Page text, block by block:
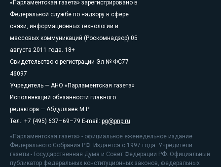
«Парламентская газета» зарегистрировано в
Федеральной службе по надзору в сфере
связи, информационных технологий и
массовых коммуникаций (Роскомнадзор) 05
августа 2011 года. 18+
Свидетельство о регистрации Эл № ФС77-
46097
Учредитель — АНО «Парламентская газета»
Исполняющий обязанности главного
редактора — Абдуллаев М.Р.
Тел.: +7 (495) 637–69–79 E-mail: pg@pnp.ru
«Парламентская газета» - официальное еженедельное издание
Федерального Собрания РФ. Издается с 1997 года. Учредители
газеты - Государственная Дума и Совет Федерации РФ. Официальный
публикатор федеральных конституционных законов, федеральных